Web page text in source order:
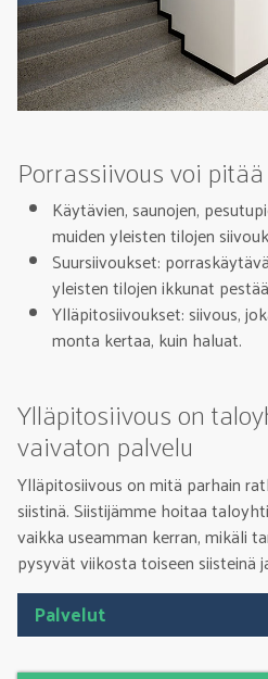
Porrassiivous voi
Käytävien, saunojen,
muiden yleisten tilojen
Suursiivoukset:
yleisten tilojen ikkunat
Ylläpitosiivoukset: siivous,
monta kertaa, kuin haluat.
Ylläpitosiivous on
vaivaton palvelu
Ylläpitosiivous on mitä parhain
siistinä. Siistijämme hoitaa
vaikka useamman kerran, mikäli
pysyvät viikosta toiseen siisteinä
Palvelut